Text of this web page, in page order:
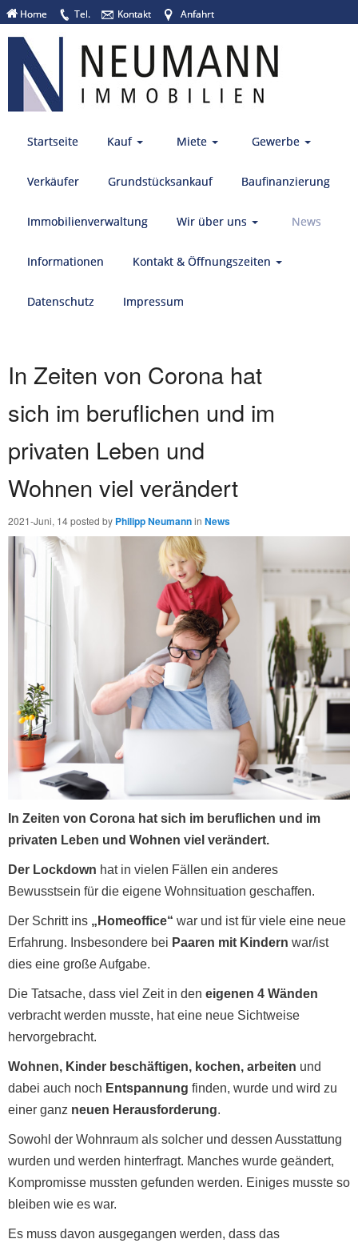
Home Tel. Kontakt Anfahrt
Startseite Kauf Miete Gewerbe
Verkäufer Grundstücksankauf Baufinanzierung
Immobilienverwaltung Wir über uns News
Informationen Kontakt & Öffnungszeiten
Datenschutz Impressum
In Zeiten von Corona hat
sich im beruflichen und im
privaten Leben und
Wohnen viel verändert
2021-Juni, 14posted by Philipp Neumannin News
In Zeiten von Corona hat sich im beruflichen und im
privaten Leben und Wohnen viel verändert.
Der Lockdown hat in vielen Fällen ein anderes
Bewusstsein für die eigene Wohnsituation geschaffen.
Der Schritt ins „Homeoffice“ war und ist für viele eine neue
Erfahrung. Insbesondere bei Paaren mit Kindern war/ist
dies eine große Aufgabe.
Die Tatsache, dass viel Zeit in den eigenen 4 Wänden
verbracht werden musste, hat eine neue Sichtweise
hervorgebracht.
Wohnen, Kinder beschäftigen, kochen, arbeiten und
dabei auch noch Entspannung finden, wurde und wird zu
einer ganz neuen Herausforderung.
Sowohl der Wohnraum als solcher und dessen Ausstattung
wurden und werden hinterfragt. Manches wurde geändert,
Kompromisse mussten gefunden werden. Einiges musste so
bleiben wie es war.
Es muss davon ausgegangen werden, dass das